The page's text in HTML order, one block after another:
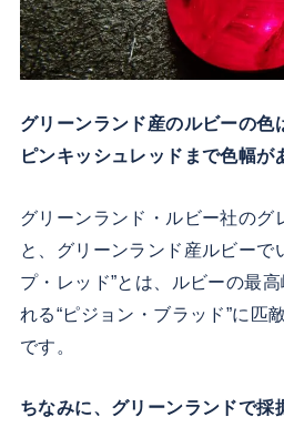
グリーンランド産のルビーの色
ピンキッシュレッドまで色幅が
グリーンランド・ルビー社のグ
と、グリーンランド産ルビーで
プ・レッド”とは、ルビーの最
れる“ピジョン・ブラッド”に匹
です。
ちなみに、グリーンランドで採